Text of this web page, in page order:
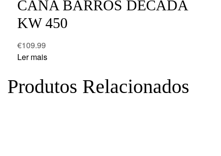
CANA BARROS DÉCADA
KW 450
€109.99
Ler mais
Produtos Relacionados